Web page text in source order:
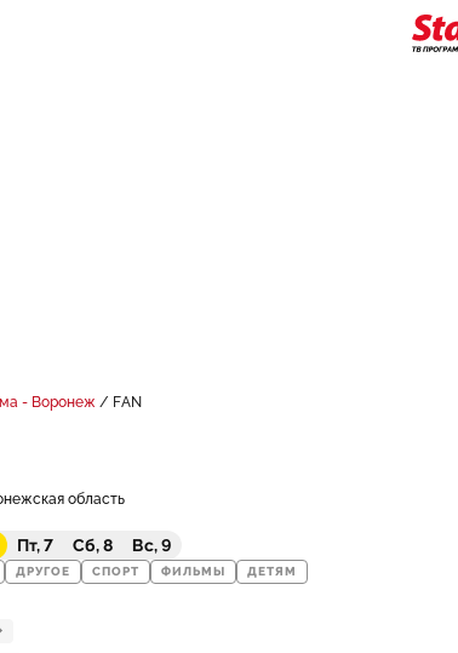
- Воронеж FAN
область
Пт, 7 Сб, 8 Вс, 9
ДРУГОЕ СПОРТ ФИЛЬМЫ ДЕТЯМ